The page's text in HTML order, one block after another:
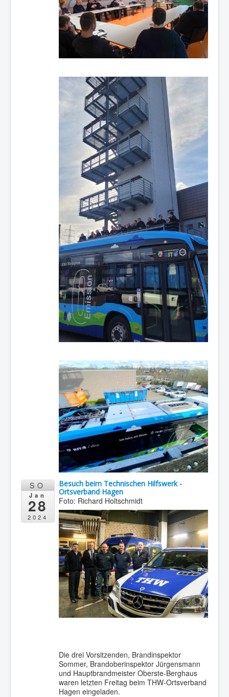
SO
Jan
28
2024
Besuch beim Technischen Hilfswerk -
Ortsverband Hagen
Foto: Richard Holtschmidt
Die drei Vorsitzenden, Brandinspektor
Sommer, Brandoberinspektor Jürgensmann
und Hauptbrandmeister Oberste-Berghaus
waren letzten Freitag beim THW-Ortsverband
Hagen eingeladen.